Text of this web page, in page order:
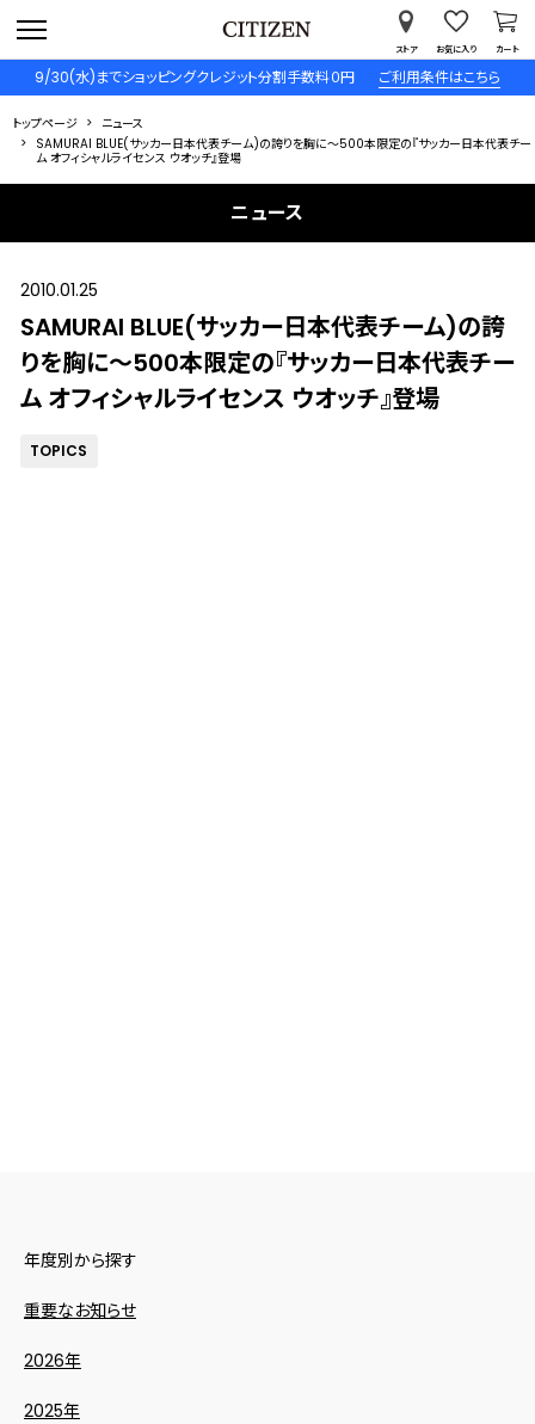
9/30(水)までショッピングクレジット分割手数料０円 ご利用条件はこちら
ストア お気に入り カート
トップページ
ニュース
SAMURAI BLUE(サッカー日本代表チーム)の誇りを胸に～500本限定の『サッカー日本代表チー
ム オフィシャルライセンス ウオッチ』登場
ニュース
2010.01.25
SAMURAI BLUE(サッカー日本代表チーム)の誇
りを胸に～500本限定の『サッカー日本代表チー
ム オフィシャルライセンス ウオッチ』登場
TOPICS
年度別から探す
重要なお知らせ
2026年
2025年